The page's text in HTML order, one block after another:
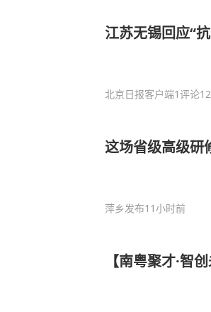
江苏无锡回应“
北京日报客户端1评论
这场省级高级研
萍乡发布11小时前
【南粤聚才·智